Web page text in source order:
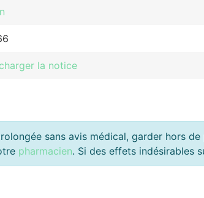
la notice
sans avis médical, garder hors
pharmacien. Si des effets indésirables